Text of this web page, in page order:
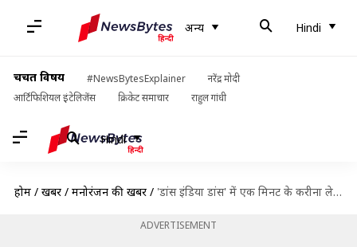
अन्य Hindi
चर्चित विषय #NewsBytesExplainer
नरेंद्र मोदी
आर्टिफिशियल इंटेलिजेंस
क्रिकेट समाचार राहुल गांधी
Hindi
होम / खबरें / मनोरंजन की खबरें / 'डांस इंडिया डांस' में एक मिनट के करीना ले रहीं लाखों, जानें एक एपिसोड की फीस
ADVERTISEMENT